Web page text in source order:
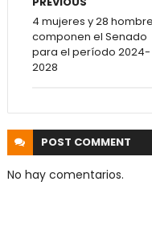
4 mujeres y 28
componen el Senado
para el período 2024-
2028
POST COMMENT
No hay comentarios.